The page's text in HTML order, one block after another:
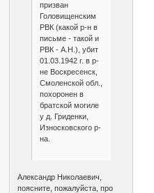
призван
Головищенским
РВК (какой р-н в
письме - такой и
РВК - А.Н.), убит
01.03.1942 г. в р-
не Воскресенск,
Смоленской обл.,
похоронен в
братской могиле
у д. Гриденки,
Износковского р-
на.
Александр Николаевич,
поясните, пожалуйста, про